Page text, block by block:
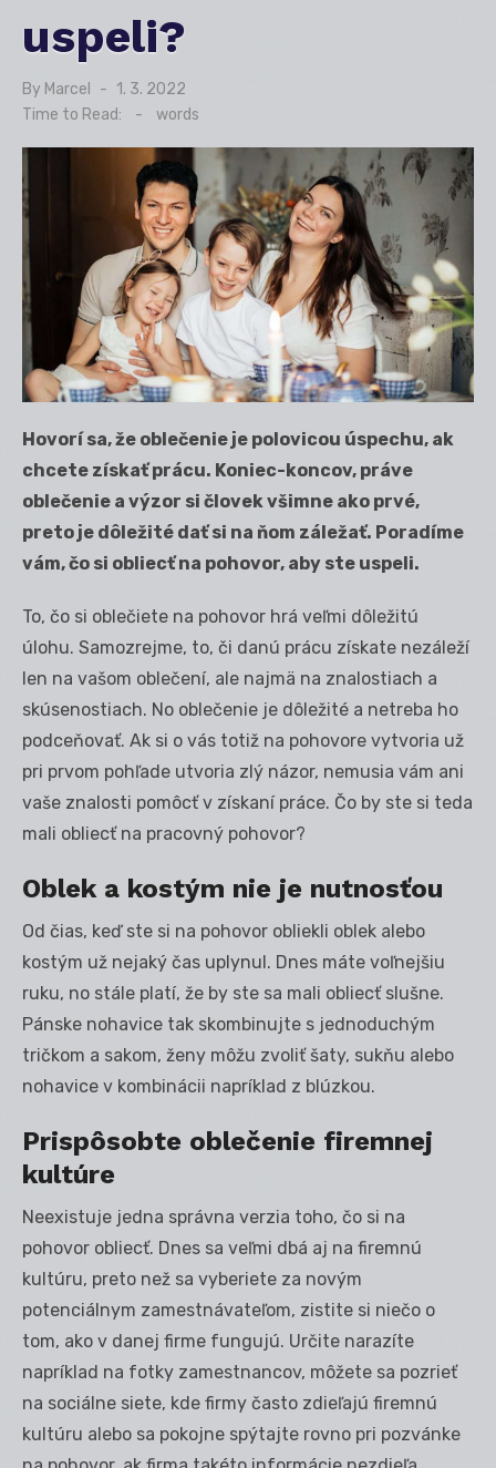
uspeli?
By Marcel
Posted
on
1. 3. 2022
Time to Read:
- words
Hovorí sa, že oblečenie je polovicou úspechu, ak
chcete získať prácu. Koniec-koncov, práve
oblečenie a výzor si človek všimne ako prvé,
preto je dôležité dať si na ňom záležať. Poradíme
vám, čo si obliecť na pohovor, aby ste uspeli.
To, čo si oblečiete na pohovor hrá veľmi dôležitú
úlohu. Samozrejme, to, či danú prácu získate nezáleží
len na vašom oblečení, ale najmä na znalostiach a
skúsenostiach. No oblečenie je dôležité a netreba ho
podceňovať. Ak si o vás totiž na pohovore vytvoria už
pri prvom pohľade utvoria zlý názor, nemusia vám ani
vaše znalosti pomôcť v získaní práce. Čo by ste si teda
mali obliecť na pracovný pohovor?
Oblek a kostým nie je nutnosťou
Od čias, keď ste si na pohovor obliekli oblek alebo
kostým už nejaký čas uplynul. Dnes máte voľnejšiu
ruku, no stále platí, že by ste sa mali obliecť slušne.
Pánske nohavice tak skombinujte s jednoduchým
tričkom a sakom, ženy môžu zvoliť šaty, sukňu alebo
nohavice v kombinácii napríklad z blúzkou.
Prispôsobte oblečenie firemnej
kultúre
Neexistuje jedna správna verzia toho, čo si na
pohovor obliecť. Dnes sa veľmi dbá aj na firemnú
kultúru, preto než sa vyberiete za novým
potenciálnym zamestnávateľom, zistite si niečo o
tom, ako v danej firme fungujú. Určite narazíte
napríklad na fotky zamestnancov, môžete sa pozrieť
na sociálne siete, kde firmy často zdieľajú firemnú
kultúru alebo sa pokojne spýtajte rovno pri pozvánke